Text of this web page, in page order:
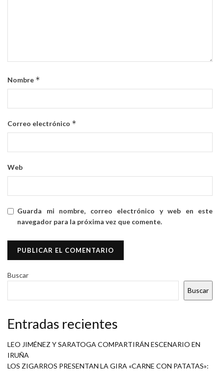
Nombre *
Correo electrónico *
Web
Guarda mi nombre, correo electrónico y web en este
navegador para la próxima vez que comente.
Buscar
Buscar
Entradas recientes
LEO JIMÉNEZ Y SARATOGA COMPARTIRÁN ESCENARIO EN
IRUÑA
LOS ZIGARROS PRESENTAN LA GIRA «CARNE CON PATATAS»: